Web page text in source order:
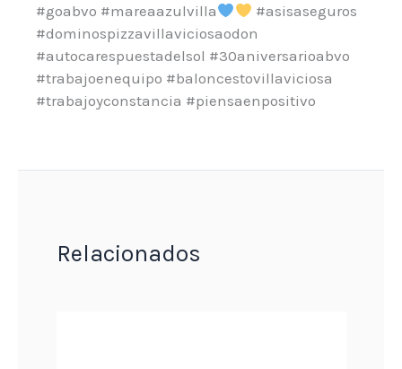
#goabvo #mareaazulvilla
#asisaseguros
#dominospizzavillaviciosaodon
#autocarespuestadelsol #30aniversarioabvo
#trabajoenequipo #baloncestovillaviciosa
#trabajoyconstancia #piensaenpositivo
Relacionados